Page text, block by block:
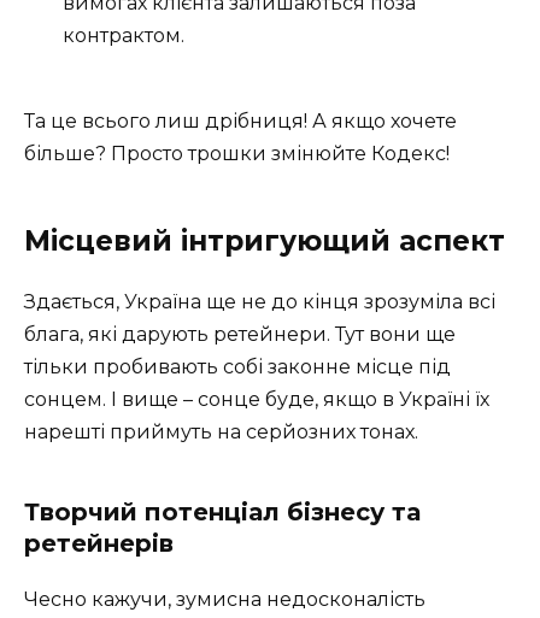
контрактом.
Та це всього лиш дрібниця! А якщо хочете
більше? Просто трошки змінюйте Кодекс!
Місцевий інтригующий аспект
Здається, Україна ще не до кінця зрозуміла всі
блага, які дарують ретейнери. Тут вони ще
тільки пробивають собі законне місце під
сонцем. І вище – сонце буде, якщо в Україні їх
нарешті приймуть на серйозних тонах.
Творчий потенціал бізнесу та
ретейнерів
Чесно кажучи, зумисна недосконалість